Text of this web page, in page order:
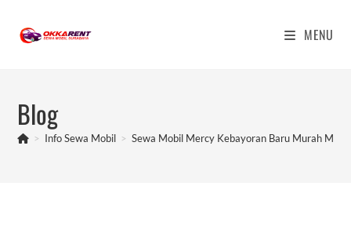
content
MENU
Blog
> Info Sewa Mobil > Sewa Mobil Mercy Kebayoran Baru Murah